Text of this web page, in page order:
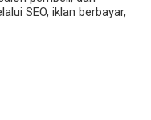
SEO, iklan berbayar,